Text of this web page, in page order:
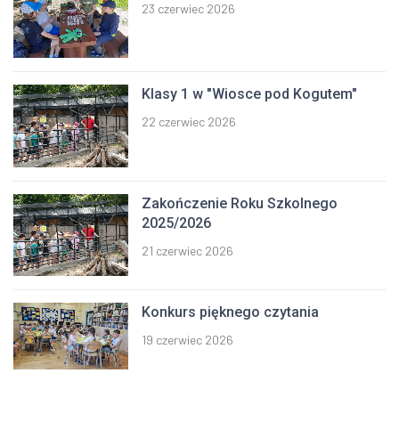
23 czerwiec 2026
Klasy 1 w "Wiosce pod Kogutem"
22 czerwiec 2026
Zakończenie Roku Szkolnego
2025/2026
21 czerwiec 2026
Konkurs pięknego czytania
19 czerwiec 2026